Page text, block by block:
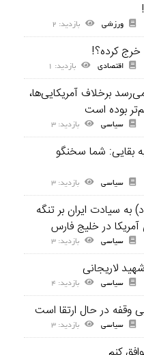
ورزشی بازديد: ۲
خرج کرده؟!
اقتصادی بازديد: ۱
برخلاف آمریکایی‌ها،
بوده است
سیاسی بازديد: ۳
بقایی: شما سخنگو
سیاسی بازديد: ۳
سیادت ایران بر تنگه
در خلیج فارس
سیاسی بازديد: ۳
لاریجانی
سیاسی بازديد: ۴
وقفه در حال ارتقا است
سیاسی بازديد: ۳